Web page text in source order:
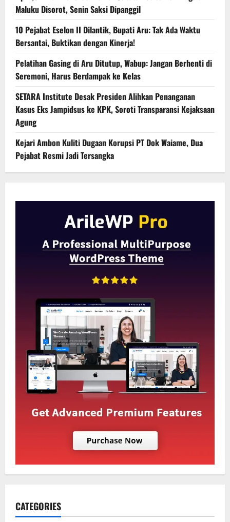
Maluku Disorot, Senin Saksi Dipanggil
10 Pejabat Eselon II Dilantik, Bupati Aru: Tak Ada Waktu
Bersantai, Buktikan dengan Kinerja!
Pelatihan Gasing di Aru Ditutup, Wabup: Jangan Berhenti di
Seremoni, Harus Berdampak ke Kelas
SETARA Institute Desak Presiden Alihkan Penanganan
Kasus Eks Jampidsus ke KPK, Soroti Transparansi Kejaksaan
Agung
Kejari Ambon Kuliti Dugaan Korupsi PT Dok Waiame, Dua
Pejabat Resmi Jadi Tersangka
CATEGORIES